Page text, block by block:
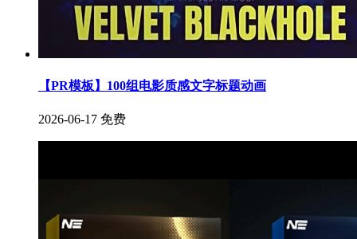
【PR模板】100组电影质感文字标题动画
2026-06-17 免费